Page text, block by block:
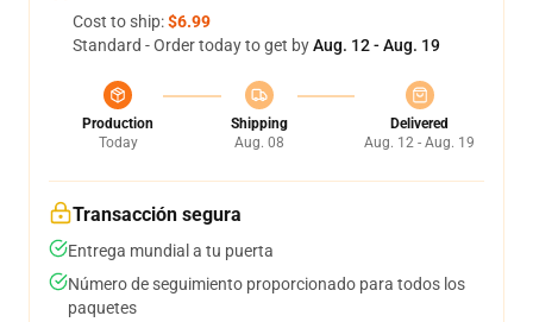
Cost to ship:$6.99
Standard - Order today to get byAug. 12 - Aug. 19
Production
Today
Shipping
Aug. 08
Delivered
Aug. 12 - Aug. 19
Transacción segura
Entrega mundial a tu puerta
Número de seguimiento proporcionado para todos los
paquetes